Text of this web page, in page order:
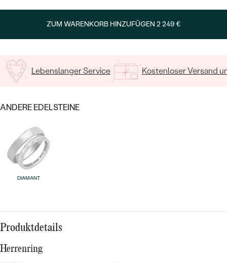
Wave Kollektion
ANSEHEN
ANSEHEN
ZUM WARENKORB HINZUFÜGEN 2 249 €
Lebenslanger Service Kostenloser Versand
ANDERE EDELSTEINE
DIAMANT
Produktdetails
Herrenring